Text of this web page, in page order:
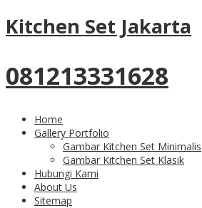
Kitchen Set Jakarta
081213331628
Home
Gallery Portfolio
Gambar Kitchen Set Minimalis
Gambar Kitchen Set Klasik
Hubungi Kami
About Us
Sitemap